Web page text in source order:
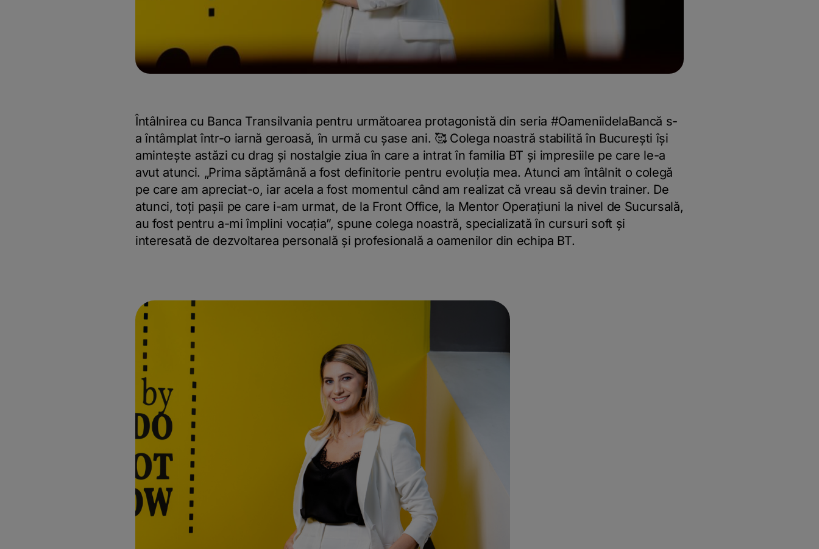
Întâlnirea cu Banca Transilvania pentru următoarea protagonistă din seria #OameniidelaBancă s-
a întâmplat într-o iarnă geroasă, în urmă cu șase ani. 🥰 Colega noastră stabilită în București își
amintește astăzi cu drag și nostalgie ziua în care a intrat în familia BT și impresiile pe care le-a
avut atunci. „Prima săptămână a fost definitorie pentru evoluția mea. Atunci am întâlnit o colegă
pe care am apreciat-o, iar acela a fost momentul când am realizat că vreau să devin trainer. De
atunci, toți pașii pe care i-am urmat, de la Front Office, la Mentor Operațiuni la nivel de Sucursală,
au fost pentru a-mi împlini vocația”, spune colega noastră, specializată în cursuri soft și
interesată de dezvoltarea personală și profesională a oamenilor din echipa BT.